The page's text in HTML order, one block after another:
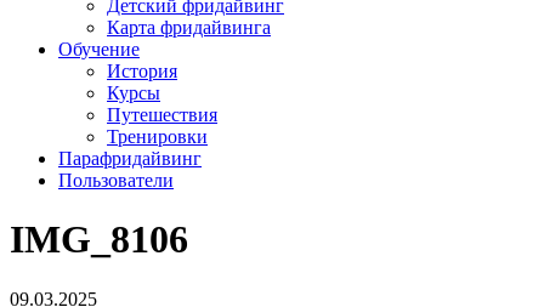
Детский фридайвинг
Карта фридайвинга
Обучение
История
Курсы
Путешествия
Тренировки
Парафридайвинг
Пользователи
IMG_8106
09.03.2025